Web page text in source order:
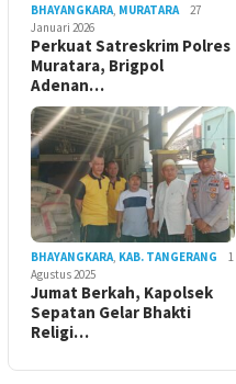
BHAYANGKARA, MURATARA
27
Januari 2026
Perkuat Satreskrim Polres
Muratara, Brigpol
Adenan…
BHAYANGKARA, KAB. TANGERANG
1
Agustus 2025
Jumat Berkah, Kapolsek
Sepatan Gelar Bhakti
Religi…